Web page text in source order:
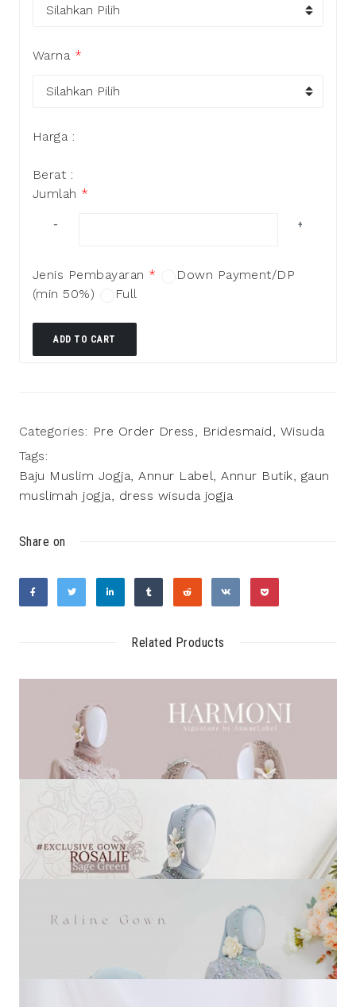
Warna *
Harga :
Berat :
Jumlah *
− +
Jenis Pembayaran *
Down Payment/DP
(min 50%)
Full
ADD TO CART
Categories: Pre Order Dress, Bridesmaid, Wisuda
Tags:
Baju Muslim Jogja,Annur Label,Annur Butik, gaun
muslimah jogja, dress wisuda jogja
Share on
Related Products